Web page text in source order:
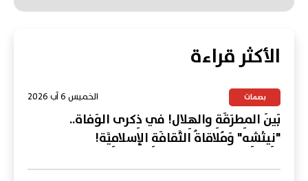
الأكثر قراءة
بصمات الخميس 6 آب 2026
بَينَ المِطرَقَةِ والهِلال! في ذِكرى الوَفاة..
"نِيتْشِه" وَمُلاقاةُ الثَّقافَةِ الإسلامِيَّة!